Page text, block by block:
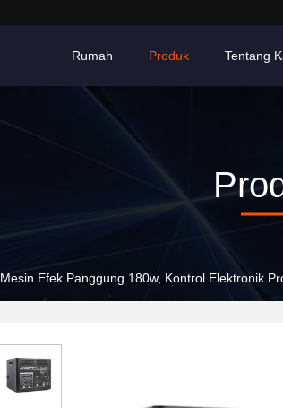
Rumah Produk Tentang
Mesin Efek Panggung 180w, Kontrol Elektronik